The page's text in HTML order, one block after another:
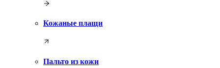
Кожаные плащи
Пальто из кожи